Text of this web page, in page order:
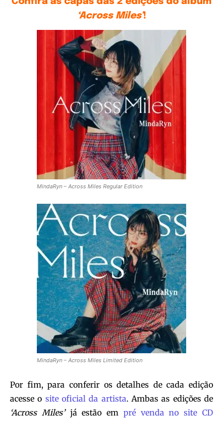
‘Across Miles’!
MindaRyn – Across Miles Regular Edition
MindaRyn – Across Miles Limited Edition
Por fim, para conferir os detalhes de cada edição
acesse o site oficial da artista. Ambas as edições de
‘Across Miles’já estão em pré venda no site CD